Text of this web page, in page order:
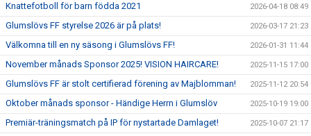
Knattefotboll för barn födda 2021 2026-04-18 08:49
Glumslövs FF styrelse 2026 är på plats! 2026-03-17 21:23
Välkomna till en ny säsong i Glumslövs FF! 2026-01-31 11:44
November månads Sponsor 2025! VISION HAIRCARE! 2025-11-15 17:00
Glumslövs FF är stolt certifierad förening av Majblomman! 2025-11-12 20:54
Oktober månads sponsor - Händige Herrn i Glumslöv 2025-10-19 19:00
Premiär-träningsmatch på IP för nystartade Damlaget! 2025-10-07 21:17